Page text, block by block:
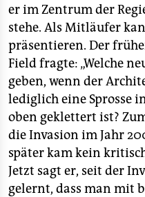
er im Zentrum der
stehe. Als Mitläufer
präsentieren. Der
Field fragte: „Welche
geben, wenn der
lediglich eine Sprosse
oben geklettert ist?
die Invasion im Jahr
später kam kein
Jetzt sagt er, seit der
gelernt, dass man mit